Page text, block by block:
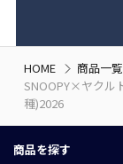
HOME
商品一覧
SNOOPY×ヤクル
種)2026
商品を探す